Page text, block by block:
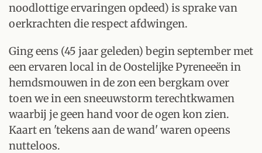
noodlottige ervaringen opdeed) is sprake van
oerkrachten die respect afdwingen.
Ging eens (45 jaar geleden) begin september met
een ervaren local in de Oostelijke Pyreneeën in
hemdsmouwen in de zon een bergkam over
toen we in een sneeuwstorm terechtkwamen
waarbij je geen hand voor de ogen kon zien.
Kaart en 'tekens aan de wand' waren opeens
nutteloos.